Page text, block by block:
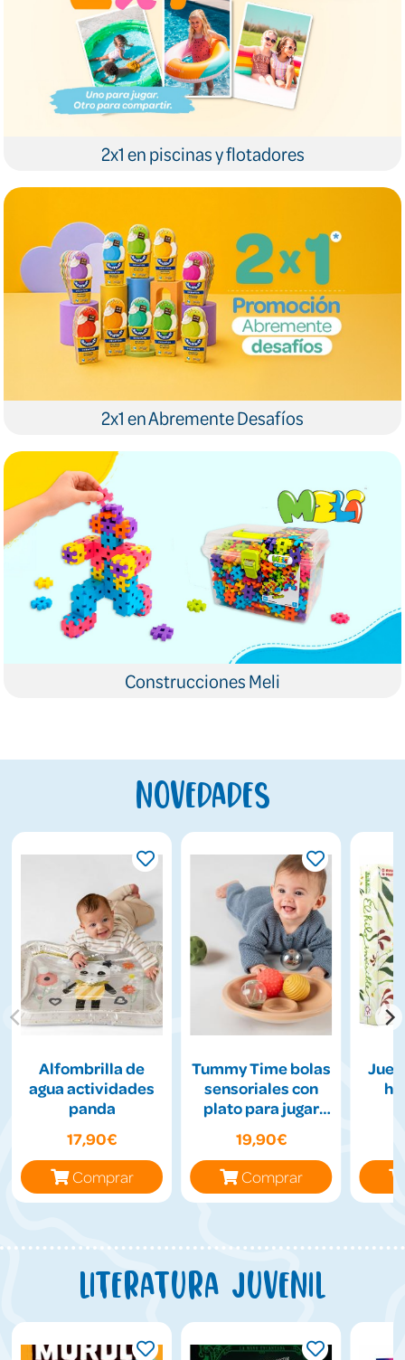
2x1 en piscinas y flotadores
2x1 en Abremente Desafíos
Construcciones Meli
Novedades
Alfombrilla de
agua actividades
panda
17,90€
Comprar
Tummy Time bolas
sensoriales con
plato para jugar
19,90€
Comprar
Literatura juvenil